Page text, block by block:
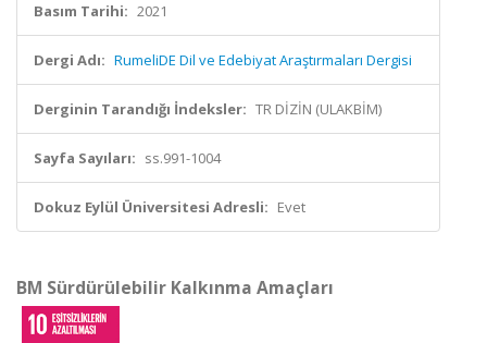
Basım Tarihi: 2021
Dergi Adı: RumeliDE Dil ve Edebiyat Araştırmaları Dergisi
Derginin Tarandığı İndeksler: TR DİZİN (ULAKBİM)
Sayfa Sayıları: ss.991-1004
Dokuz Eylül Üniversitesi Adresli: Evet
BM Sürdürülebilir Kalkınma Amaçları